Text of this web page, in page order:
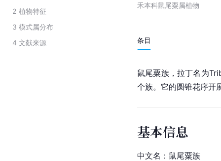
2 植物特征
3 模式属分布
4 文献来源
禾本科鼠尾粟属植物
条目
鼠尾粟族， 拉丁名为
个族。它的圆锥花序开
基本信息
中文名：鼠尾粟族